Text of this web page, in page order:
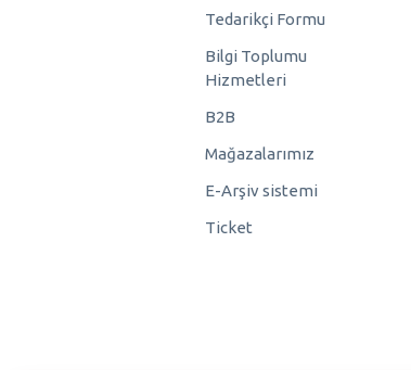
Tedarikçi Formu
Bilgi Toplumu
Hizmetleri
B2B
Mağazalarımız
E-Arşiv sistemi
Ticket